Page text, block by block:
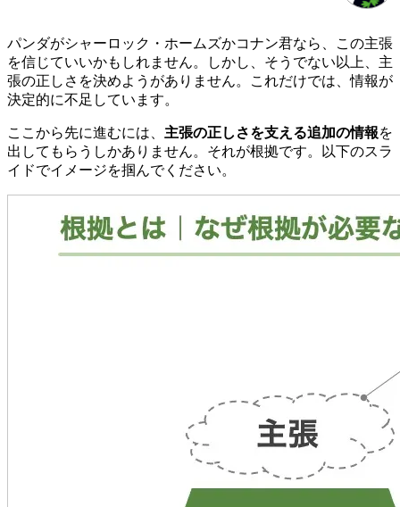
パンダがシャーロック・ホームズかコナン君なら、この主張
を信じていいかもしれません。しかし、そうでない以上、主
張の正しさを決めようがありません。これだけでは、情報が
決定的に不足しています。
ここから先に進むには、 主張の正しさを支える追加の情報を
出してもらうしかありません。それが根拠です。以下のスラ
イドでイメージを掴んでください。